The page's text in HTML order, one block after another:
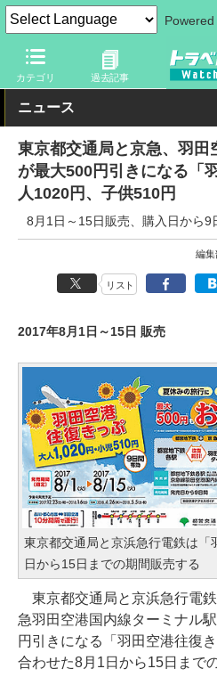
Powered
カテゴリ 過去記事
トラベル Watch 地域 国内旅行
ニュース
東京都交通局と京急、羽田
が最大500円引きになる「
人1020円、子供510円
8月1日～15日販売、購入日から9
編集
リスト
2017年8月1日～15日 販売
東京都交通局と京浜急行電鉄は「
日から15日までの期間販売する
東京都交通局と京浜急行電
急羽田空港国内線ターミナル
円引きになる「羽田空港往復
合わせた8月1日から15日まで